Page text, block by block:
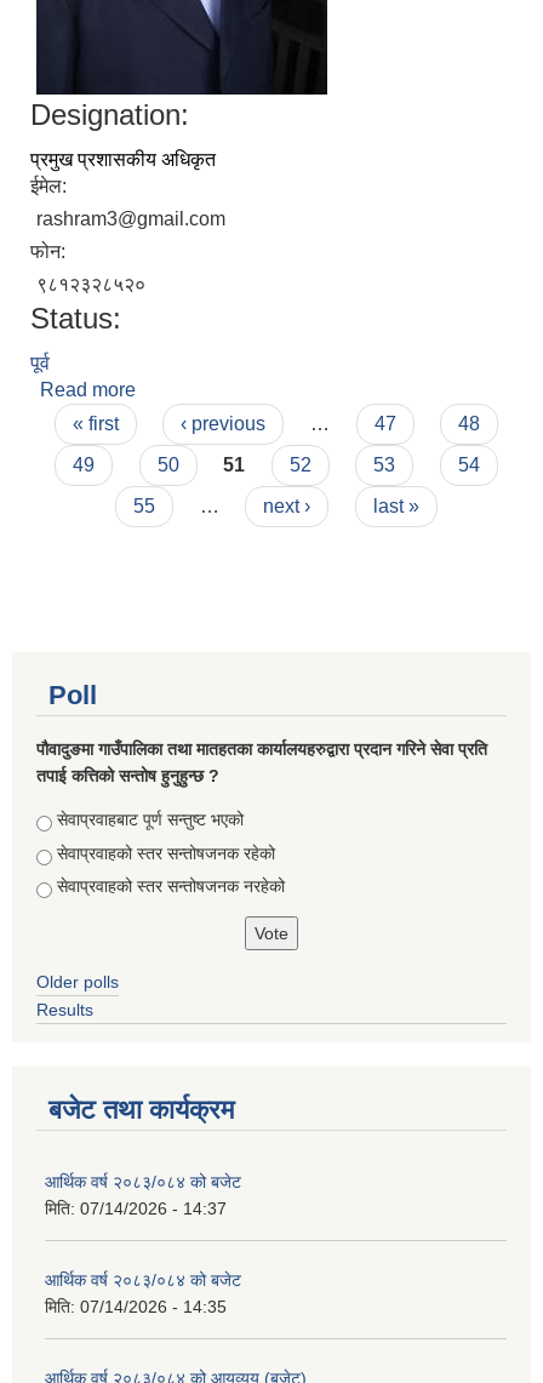
Designation:
प्रमुख प्रशासकीय अधिकृत
ईमेल:
rashram3@gmail.com
फोन:
९८१२३२८५२०
Status:
पूर्व
Read more
Pages
« first ‹ previous … 47
48
49
50 51 52 53
54
55
… next › last »
Poll
पौवादुङमा गाउँपालिका तथा मातहतका कार्यालयहरुद्वारा प्रदान गरिने सेवा प्रति
तपाई कत्तिको सन्तोष हुनुहुन्छ ?
Choices
सेवाप्रवाहबाट पूर्ण सन्तुष्ट भएको
सेवाप्रवाहको स्तर सन्तोषजनक रहेको
सेवाप्रवाहको स्तर सन्तोषजनक नरहेको
Older polls
Results
बजेट तथा कार्यक्रम
आर्थिक वर्ष २०८३/०८४ को बजेट
मिति: 07/14/2026 - 14:37
आर्थिक वर्ष २०८३/०८४ को बजेट
मिति: 07/14/2026 - 14:35
आर्थिक वर्ष २०८३/०८४ को आयव्यय (बजेट)